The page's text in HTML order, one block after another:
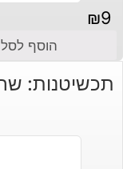
₪9
הוסף לסל